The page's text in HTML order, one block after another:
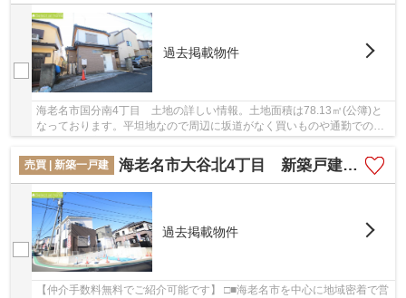
過去掲載物件
海老名市国分南4丁目 土地の詳しい情報。土地面積は78.13㎡(公簿)と
なっております。平坦地なので周辺に坂道がなく買いものや通勤での負
売買 | 新築一戸建
海老名市大谷北4丁目 新築戸建て D号棟【仲介手数料無料】
過去掲載物件
【仲介手数料無料でご紹介可能です】 □■海老名市を中心に地域密着で営